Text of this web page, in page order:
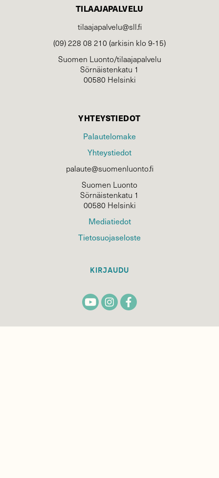
TILAAJAPALVELU
tilaajapalvelu@sll.fi
(09) 228 08 210 (arkisin klo 9-15)
Suomen Luonto/tilaajapalvelu
Sörnäistenkatu 1
00580 Helsinki
YHTEYSTIEDOT
Palautelomake
Yhteystiedot
palaute@suomenluonto.fi
Suomen Luonto
Sörnäistenkatu 1
00580 Helsinki
Mediatiedot
Tietosuojaseloste
KIRJAUDU